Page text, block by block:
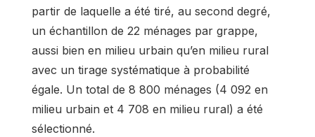
partir de laquelle a été tiré, au second degré,
un échantillon de 22 ménages par grappe,
aussi bien en milieu urbain qu’en milieu rural
avec un tirage systématique à probabilité
égale. Un total de 8 800 ménages (4 092 en
milieu urbain et 4 708 en milieu rural) a été
sélectionné.